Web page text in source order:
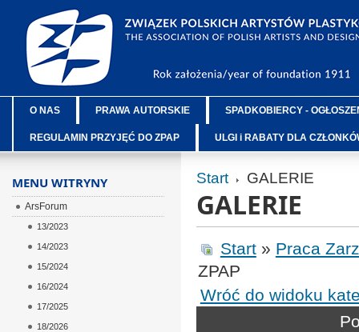
O NAS PRAWA AUTORSKIE SPADKOBIERCY -
REGULAMIN PRZYJĘĆ DO ZPAP ULGI i RABATY DLA
Start GALERIE
GALERIE
Start» Praca
ZPAP
Wróć do widoku
MENU WITRYNY
ArsForum
13/2023
14/2023
15/2024
16/2024
17/2025
18/2026